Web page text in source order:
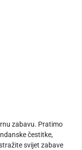
zabavu. Pratimo
čestitke,
svijet zabave